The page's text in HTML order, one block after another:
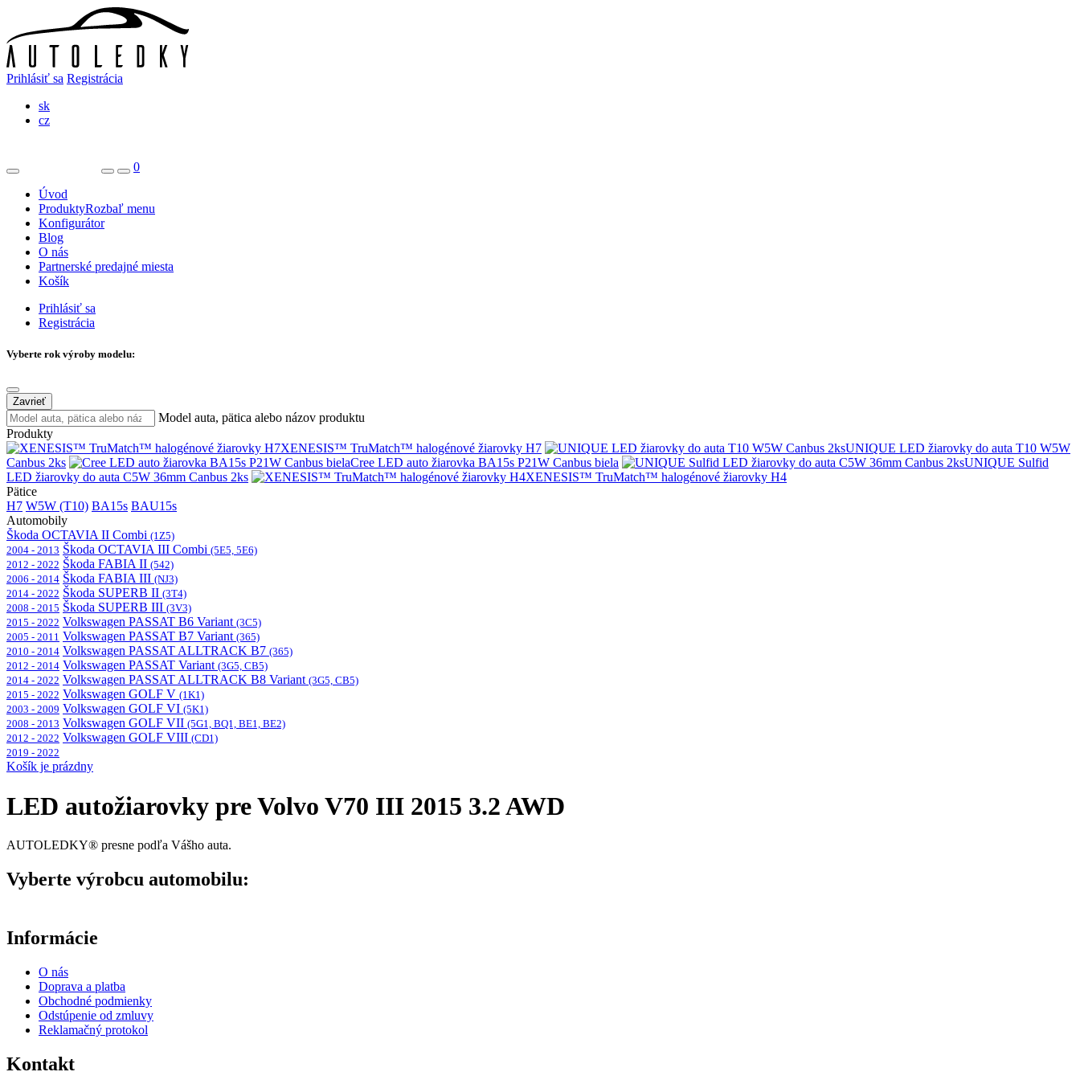
Prihlásiť sa Registrácia
sk
cz
0
Úvod
ProduktyRozbaľ menu
Konfigurátor
Blog
O nás
Partnerské predajné miesta
Košík
Prihlásiť sa
Registrácia
Vyberte rok výroby modelu:
Zavrieť
Model auta, pätica alebo názov produktu
Produkty
XENESIS™ TruMatch™ halogénové žiarovky H7
UNIQUE LED žiarovky do auta T10 W5W
Canbus 2ks
Cree LED auto žiarovka BA15s P21W Canbus biela
UNIQUE Sulfid
LED žiarovky do auta C5W 36mm Canbus 2ks
XENESIS™ TruMatch™ halogénové žiarovky H4
Pätice
H7 W5W (T10) BA15s BAU15s
Automobily
Škoda OCTAVIA II Combi (1Z5)
2004 - 2013 Škoda OCTAVIA III Combi (5E5, 5E6)
2012 - 2022 Škoda FABIA II (542)
2006 - 2014 Škoda FABIA III (NJ3)
2014 - 2022 Škoda SUPERB II (3T4)
2008 - 2015 Škoda SUPERB III (3V3)
2015 - 2022 Volkswagen PASSAT B6 Variant (3C5)
2005 - 2011 Volkswagen PASSAT B7 Variant (365)
2010 - 2014 Volkswagen PASSAT ALLTRACK B7 (365)
2012 - 2014 Volkswagen PASSAT Variant (3G5, CB5)
2014 - 2022 Volkswagen PASSAT ALLTRACK B8 Variant (3G5, CB5)
2015 - 2022 Volkswagen GOLF V (1K1)
2003 - 2009 Volkswagen GOLF VI (5K1)
2008 - 2013 Volkswagen GOLF VII (5G1, BQ1, BE1, BE2)
2012 - 2022 Volkswagen GOLF VIII (CD1)
2019 - 2022
Košík je prázdny
LED autožiarovky pre Volvo V70 III 2015 3.2 AWD
AUTOLEDKY® presne podľa Vášho auta.
Vyberte výrobcu automobilu:
Informácie
O nás
Doprava a platba
Obchodné podmienky
Odstúpenie od zmluvy
Reklamačný protokol
Kontakt